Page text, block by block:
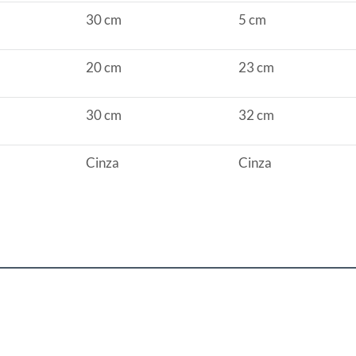
em quaisquer das lojas ou no Centro de
condições de uso;
a troca será atendida somente nas lojas da
peço superior ao produto objeto da troca, esta
30 cm 5 cm
20 cm 23 cm
30 cm 32 cm
Cinza Cinza